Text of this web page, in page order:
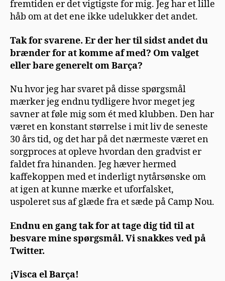
fremtiden er det vigtigste for mig. Jeg har et lille
håb om at det ene ikke udelukker det andet.
Tak for svarene. Er der her til sidst andet du
brænder for at komme af med? Om valget
eller bare generelt om Barça?
Nu hvor jeg har svaret på disse spørgsmål
mærker jeg endnu tydligere hvor meget jeg
savner at føle mig som ét med klubben. Den har
været en konstant størrelse i mit liv de seneste
30 års tid, og det har på det nærmeste været en
sorgproces at opleve hvordan den gradvist er
faldet fra hinanden. Jeg hæver hermed
kaffekoppen med et inderligt nytårsønske om
at igen at kunne mærke et uforfalsket,
uspoleret sus af glæde fra et sæde på Camp Nou.
Endnu en gang tak for at tage dig tid til at
besvare mine spørgsmål. Vi snakkes ved på
Twitter.
¡Visca el Barça!